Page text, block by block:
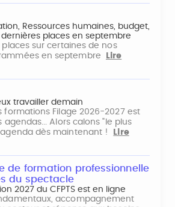
Ressources humaines, budget,
places en septembre
places sur certaines de nos
en septembre
Lire
travailler demain
formations Filage 2026-2027 est
agendas... Alors calons "le plus
dès maintenant !
Lire
de formation professionnelle
du spectacle
2027 du CFPTS est en ligne
accompagnement